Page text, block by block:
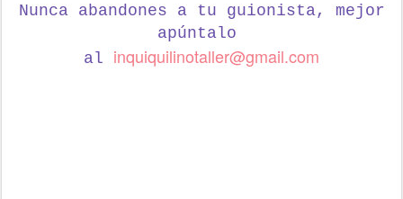
Nunca abandones a tu guionista, mejor
apúntalo
al inquiquilinotaller@gmail.com